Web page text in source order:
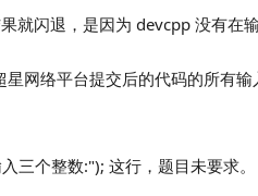
就闪退，是因为 devcpp 没有在
星网络平台提交后的代码的所有
三个整数:"); 这行，题目未要求。